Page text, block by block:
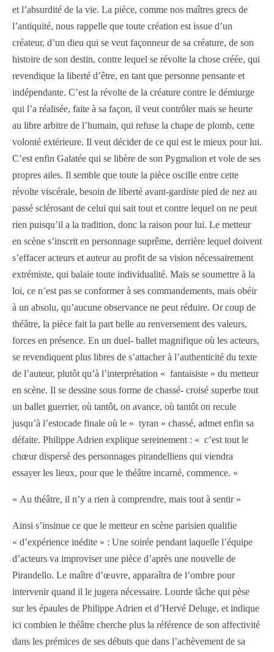
et l’absurdité de la vie. La pièce, comme nos maîtres grecs de
l’antiquité, nous rappelle que toute création est issue d’un
créateur, d’un dieu qui se veut façonneur de sa créature, de son
histoire de son destin, contre lequel se révolte la chose créée, qui
revendique la liberté d’être, en tant que personne pensante et
indépendante. C’est la révolte de la créature contre le démiurge
qui l’a réalisée, faite à sa façon, il veut contrôler mais se heurte
au libre arbitre de l’humain, qui refuse la chape de plomb, cette
volonté extérieure. Il veut décider de ce qui est le mieux pour lui.
C’est enfin Galatée qui se libère de son Pygmalion et vole de ses
propres ailes. Il semble que toute la pièce oscille entre cette
révolte viscérale, besoin de liberté avant-gardiste pied de nez au
passé sclérosant de celui qui sait tout et contre lequel on ne peut
rien puisqu’il a la tradition, donc la raison pour lui. Le metteur
en scène s’inscrit en personnage suprême, derrière lequel doivent
s’effacer acteurs et auteur au profit de sa vision nécessairement
extrémiste, qui balaie toute individualité. Mais se soumettre à la
loi, ce n’est pas se conformer à ses commandements, mais obéir
à un absolu, qu’aucune observance ne peut réduire. Or coup de
théâtre, la pièce fait la part belle au renversement des valeurs,
forces en présence. En un duel- ballet magnifique où les acteurs,
se revendiquent plus libres de s’attacher à l’authenticité du texte
de l’auteur, plutôt qu’à l’interprétation « fantaisiste » du metteur
en scène. Il se dessine sous forme de chassé- croisé superbe tout
un ballet guerrier, où tantôt, on avance, où tantôt on recule
jusqu’à l’estocade finale où le « tyran » chassé, admet enfin sa
défaite. Philippe Adrien explique sereinement : « c’est tout le
chœur dispersé des personnages pirandelliens qui viendra
essayer les lieux, pour que le théâtre incarné, commence. »
« Au théâtre, il n’y a rien à comprendre, mais tout à sentir »
Ainsi s’insinue ce que le metteur en scène parisien qualifie
« d’expérience inédite » : Une soirée pendant laquelle l’équipe
d’acteurs va improviser une pièce d’après une nouvelle de
Pirandello. Le maître d’œuvre, apparaîtra de l’ombre pour
intervenir quand il le jugera nécessaire. Lourde tâche qui pèse
sur les épaules de Philippe Adrien et d’Hervé Deluge, et indique
ici combien le théâtre cherche plus la référence de son affectivité
dans les prémices de ses débuts que dans l’achèvement de sa